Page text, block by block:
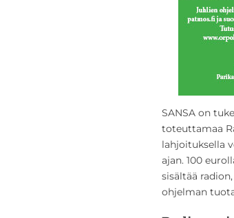
SANSA on
toteuttamaa
lahjoituksella
ajan. 100
sisältää
ohjelman